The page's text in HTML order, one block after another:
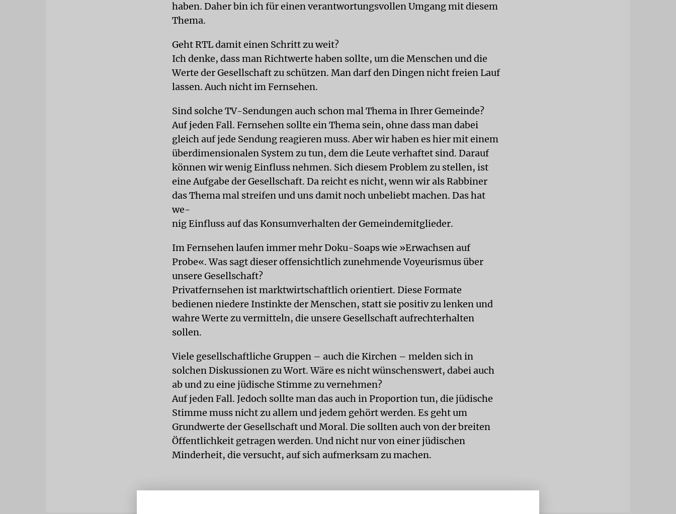
haben. Daher bin ich für einen verantwortungsvollen Umgang mit diesem
Thema.
Geht RTL damit einen Schritt zu weit?
Ich denke, dass man Richtwerte haben sollte, um die Menschen und die
Werte der Gesellschaft zu schützen. Man darf den Dingen nicht freien Lauf
lassen. Auch nicht im Fernsehen.
Sind solche TV-Sendungen auch schon mal Thema in Ihrer Gemeinde?
Auf jeden Fall. Fernsehen sollte ein Thema sein, ohne dass man dabei
gleich auf jede Sendung reagieren muss. Aber wir haben es hier mit einem
überdimensionalen System zu tun, dem die Leute verhaftet sind. Darauf
können wir wenig Einfluss nehmen. Sich diesem Problem zu stellen, ist
eine Aufgabe der Gesellschaft. Da reicht es nicht, wenn wir als Rabbiner
das Thema mal streifen und uns damit noch unbeliebt machen. Das hat
we-
nig Einfluss auf das Konsumverhalten der Gemeindemitglieder.
Im Fernsehen laufen immer mehr Doku-Soaps wie »Erwachsen auf
Probe«. Was sagt dieser offensichtlich zunehmende Voyeurismus über
unsere Gesellschaft?
Privatfernsehen ist marktwirtschaftlich orientiert. Diese Formate
bedienen niedere Instinkte der Menschen, statt sie positiv zu lenken und
wahre Werte zu vermitteln, die unsere Gesellschaft aufrechterhalten
sollen.
Viele gesellschaftliche Gruppen – auch die Kirchen – melden sich in
solchen Diskussionen zu Wort. Wäre es nicht wünschenswert, dabei auch
ab und zu eine jüdische Stimme zu vernehmen?
Auf jeden Fall. Jedoch sollte man das auch in Proportion tun, die jüdische
Stimme muss nicht zu allem und jedem gehört werden. Es geht um
Grundwerte der Gesellschaft und Moral. Die sollten auch von der breiten
Öffentlichkeit getragen werden. Und nicht nur von einer jüdischen
Minderheit, die versucht, auf sich aufmerksam zu machen.